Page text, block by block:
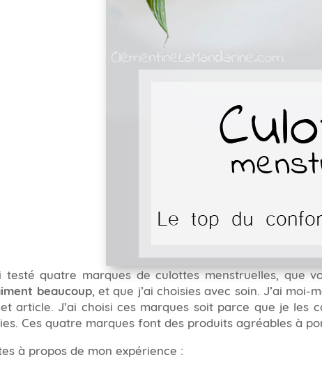
testé quatre marques de culottes menstruelles, que
beaucoup, et que j’ai choisies avec soin. J’ai
article. J’ai choisi ces marques soit parce que je les
Ces quatre marques font des produits agréables à
à propos de mon expérience :